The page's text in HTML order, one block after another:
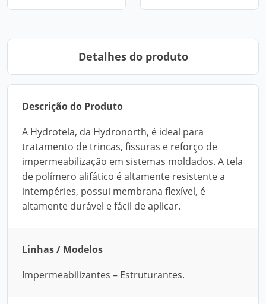
Detalhes do produto
Descrição do Produto
A Hydrotela, da Hydronorth, é ideal para
tratamento de trincas, fissuras e reforço de
impermeabilização em sistemas moldados. A tela
de polímero alifático é altamente resistente a
intempéries, possui membrana flexível, é
altamente durável e fácil de aplicar.
Linhas / Modelos
Impermeabilizantes – Estruturantes.